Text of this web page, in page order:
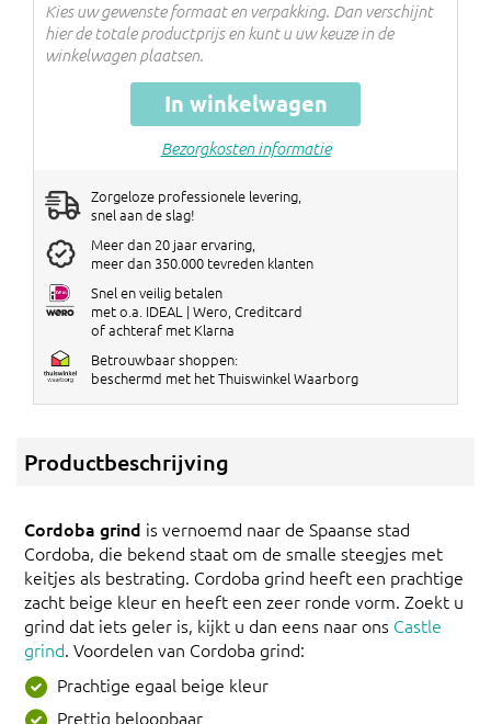
Kies uw gewenste formaat en verpakking. Dan verschijnt
hier de totale productprijs en kunt u uw keuze in de
winkelwagen plaatsen.
In winkelwagen
Bezorgkosten informatie
Zorgeloze professionele levering,
snel aan de slag!
Meer dan 20 jaar ervaring,
meer dan 350.000 tevreden klanten
Snel en veilig betalen
met o.a. IDEAL | Wero, Creditcard
of achteraf met Klarna
Betrouwbaar shoppen:
beschermd met het Thuiswinkel Waarborg
Productbeschrijving
Cordoba grind is vernoemd naar de Spaanse stad
Cordoba, die bekend staat om de smalle steegjes met
keitjes als bestrating. Cordoba grind heeft een prachtige
zacht beige kleur en heeft een zeer ronde vorm. Zoekt u
grind dat iets geler is, kijkt u dan eens naar ons Castle
grind. Voordelen van Cordoba grind:
Prachtige egaal beige kleur
Prettig beloopbaar